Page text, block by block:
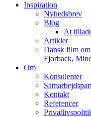
Inspiration
Nyhedsbrev
Blog
At
Artikler
Dansk film
Fjorback,
Om
Konsulenter
Kontakt
Referencer